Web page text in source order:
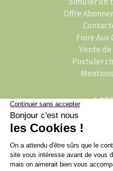
Offre
Foire Aux
Vente
Postuler
A
L'histoire
JUJU'S
JUJU'S
L'actu de